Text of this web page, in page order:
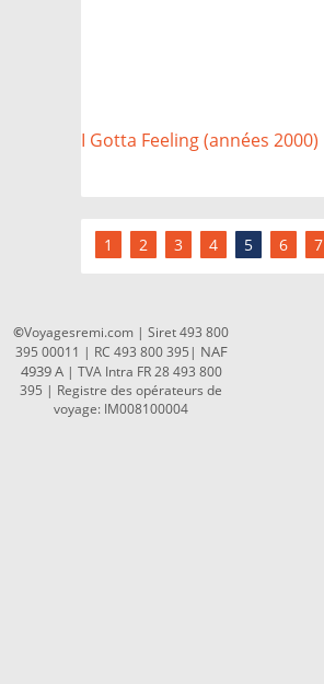
I Gotta Feeling (années 2000)
1 2 3 4 5 6 7
©Voyagesremi.com | Siret 493 800
395 00011 | RC 493 800 395| NAF
4939 A| TVA Intra FR 28 493 800
395 | Registre des opérateurs de
voyage: IM008100004